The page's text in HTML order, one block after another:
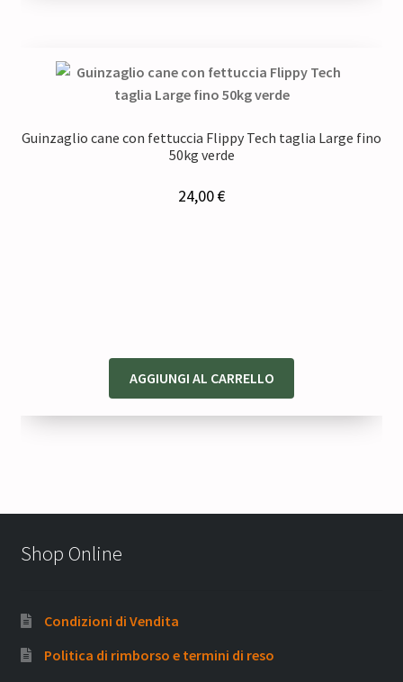
Guinzaglio cane con fettuccia Flippy Tech taglia Large fino
50kg verde
24,00€
AGGIUNGI AL CARRELLO
Shop Online
Condizioni di Vendita
Politica di rimborso e termini di reso